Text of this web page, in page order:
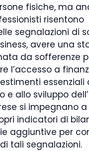
fisiche, ma
risentono
segnalazioni di
avere una
da sofferenze
l’accesso a
essenziali
e allo sviluppo
si impegnano a
indicatori di
aggiuntive per
tali segnalazioni.